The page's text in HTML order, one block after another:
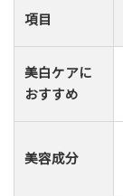
項目
美白ケアに
おすすめ
美容成分